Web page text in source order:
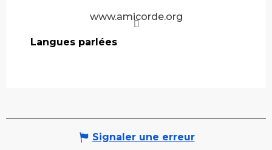
www.amicorde.org
Langues parlées
Langues parlées
Signaler une erreur